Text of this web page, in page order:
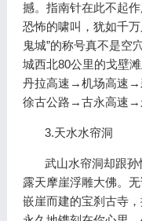
撼。指南针在此不起
恐怖的啸叫，犹如千
鬼城”的称号真不是空
城西北80公里的戈壁
丹拉高速→机场高速
徐古公路→古永高速
3.天水水帘洞
武山水帘洞却跟孙
露天摩崖浮雕大佛。
嵌崖而建的宝刹古寺